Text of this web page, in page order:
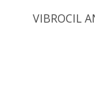
VIBROCIL